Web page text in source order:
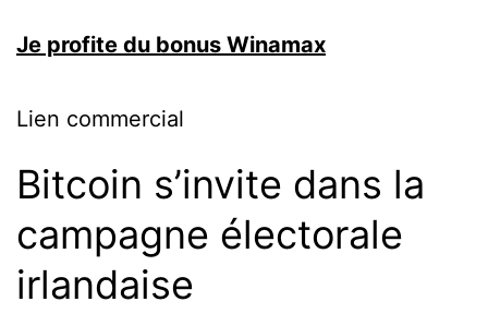
Je profite du bonus Winamax
Lien commercial
Bitcoin s’invite dans la
campagne électorale
irlandaise